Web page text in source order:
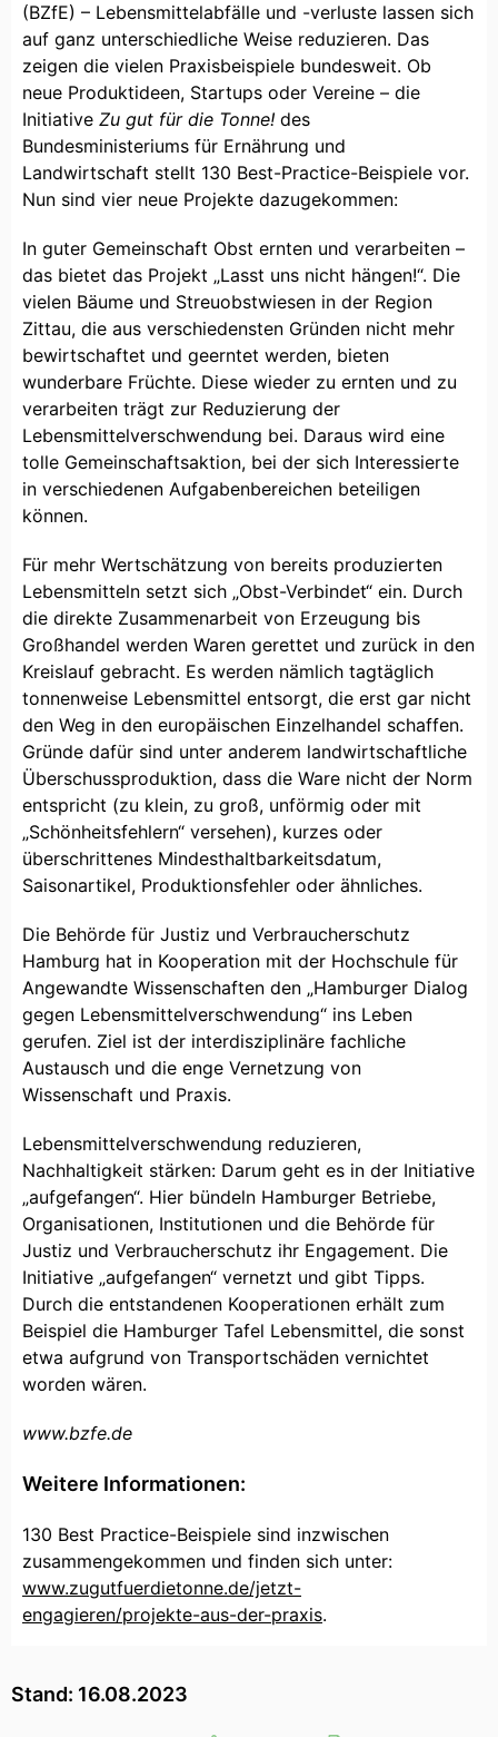
(BZfE) – Lebensmittelabfälle und -verluste lassen sich
auf ganz unterschiedliche Weise reduzieren. Das
zeigen die vielen Praxisbeispiele bundesweit. Ob
neue Produktideen, Startups oder Vereine – die
Initiative Zu gut für die Tonne! des
Bundesministeriums für Ernährung und
Landwirtschaft stellt 130 Best-Practice-Beispiele vor.
Nun sind vier neue Projekte dazugekommen:
In guter Gemeinschaft Obst ernten und verarbeiten –
das bietet das Projekt „Lasst uns nicht hängen!“. Die
vielen Bäume und Streuobstwiesen in der Region
Zittau, die aus verschiedensten Gründen nicht mehr
bewirtschaftet und geerntet werden, bieten
wunderbare Früchte. Diese wieder zu ernten und zu
verarbeiten trägt zur Reduzierung der
Lebensmittelverschwendung bei. Daraus wird eine
tolle Gemeinschaftsaktion, bei der sich Interessierte
in verschiedenen Aufgabenbereichen beteiligen
können.
Für mehr Wertschätzung von bereits produzierten
Lebensmitteln setzt sich „Obst-Verbindet“ ein. Durch
die direkte Zusammenarbeit von Erzeugung bis
Großhandel werden Waren gerettet und zurück in den
Kreislauf gebracht. Es werden nämlich tagtäglich
tonnenweise Lebensmittel entsorgt, die erst gar nicht
den Weg in den europäischen Einzelhandel schaffen.
Gründe dafür sind unter anderem landwirtschaftliche
Überschussproduktion, dass die Ware nicht der Norm
entspricht (zu klein, zu groß, unförmig oder mit
„Schönheitsfehlern“ versehen), kurzes oder
überschrittenes Mindesthaltbarkeitsdatum,
Saisonartikel, Produktionsfehler oder ähnliches.
Die Behörde für Justiz und Verbraucherschutz
Hamburg hat in Kooperation mit der Hochschule für
Angewandte Wissenschaften den „Hamburger Dialog
gegen Lebensmittelverschwendung“ ins Leben
gerufen. Ziel ist der interdisziplinäre fachliche
Austausch und die enge Vernetzung von
Wissenschaft und Praxis.
Lebensmittelverschwendung reduzieren,
Nachhaltigkeit stärken: Darum geht es in der Initiative
„aufgefangen“. Hier bündeln Hamburger Betriebe,
Organisationen, Institutionen und die Behörde für
Justiz und Verbraucherschutz ihr Engagement. Die
Initiative „aufgefangen“ vernetzt und gibt Tipps.
Durch die entstandenen Kooperationen erhält zum
Beispiel die Hamburger Tafel Lebensmittel, die sonst
etwa aufgrund von Transportschäden vernichtet
worden wären.
www.bzfe.de
Weitere Informationen:
130 Best Practice-Beispiele sind inzwischen
zusammengekommen und finden sich unter:
www.zugutfuerdietonne.de/jetzt-
engagieren/projekte-aus-der-praxis.
Stand: 16.08.2023